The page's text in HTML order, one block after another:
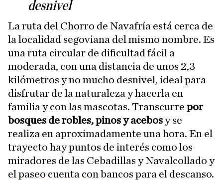
desnivel
La ruta del Chorro de Navafría está cerca de
la localidad segoviana del mismo nombre. Es
una ruta circular de dificultad fácil a
moderada, con una distancia de unos 2,3
kilómetros y no mucho desnivel, ideal para
disfrutar de la naturaleza y hacerla en
familia y con las mascotas. Transcurre por
bosques de robles, pinos y acebosy se
realiza en aproximadamente una hora. En el
trayecto hay puntos de interés como los
miradores de las Cebadillas y Navalcollado y
el paseo cuenta con bancos para el descanso.